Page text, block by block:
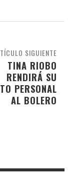
SIGUIENTE
TINA RIOBO
RENDIRÁ SU
PERSONAL
AL BOLERO